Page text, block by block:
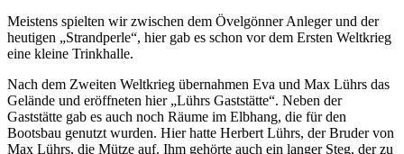
Meistens spielten wir zwischen dem Övelgönner Anleger und der
heutigen
Strandperle , hier gab es schon vor dem Ersten Weltkrieg
eine kleine Trinkhalle.
Nach dem Zweiten Weltkrieg übernahmen Eva und Max Lührs das
Gelände und eröffneten hier Lührs Gaststätte . Neben der
Gaststätte gab es auch noch Räume im Elbhang, die für den
Bootsbau genutzt wurden. Hier hatte Herbert Lührs, der Bruder von
Max Lührs, die Mütze auf. Ihm gehörte auch ein langer Steg, der zu